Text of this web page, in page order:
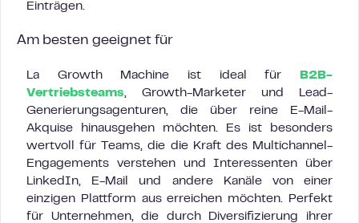
Einträgen.
Am besten geeignet für
La Growth Machine ist ideal für
B2B-
Vertriebsteams, Growth-Marketer und Lead-
Generierungsagenturen, die über reine E-Mail-
Akquise hinausgehen möchten. Es ist besonders
wertvoll für Teams, die die Kraft des Multichannel-
Engagements verstehen und Interessenten über
LinkedIn, E-Mail und andere Kanäle von einer
einzigen Plattform aus erreichen möchten. Perfekt
für Unternehmen, die durch Diversifizierung ihrer